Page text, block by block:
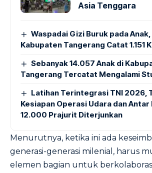
Asia Tenggara
Waspadai Gizi Buruk pada
Kabupaten Tangerang Catat 1.151
Sebanyak 14.057 Anak di
Tangerang Tercatat Mengalami
Latihan Terintegrasi TNI 2026,
Kesiapan Operasi Udara dan
12.000 Prajurit Diterjunkan
Menurutnya, ketika ini ada
generasi-generasi milenial, harus
elemen bagian untuk